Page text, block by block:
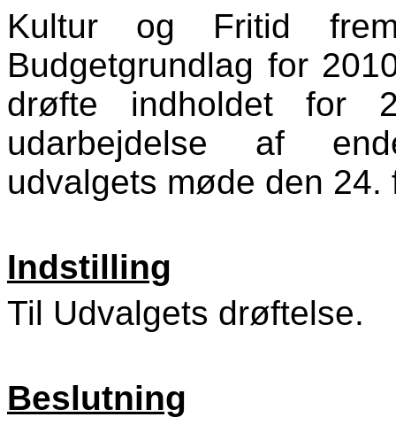
Kultur og Fritid
Budgetgrundlag for
drøfte indholdet for
udarbejdelse af
udvalgets møde den
Indstilling
Til Udvalgets drøftelse.
Beslutning